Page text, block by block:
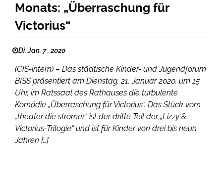
Monats: „Überraschung für
Victorius“
Di. Jan. 7 , 2020
(CIS-intern) – Das städtische Kinder- und Jugendforum
BISS präsentiert am Dienstag, 21. Januar 2020, um 15
Uhr, im Ratssaal des Rathauses die turbulente
Komödie „Überraschung für Victorius“. Das Stück vom
„theater die stromer“ ist der dritte Teil der „Lizzy &
Victorius-Trilogie“ und ist für Kinder von drei bis neun
Jahren […]